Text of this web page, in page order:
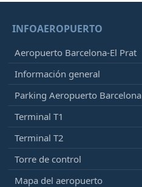
INFOAEROPUERTO
Aeropuerto Barcelona-El Prat
Información general
Parking Aeropuerto Barcelona
Terminal T1
Terminal T2
Torre de control
Mapa del aeropuerto